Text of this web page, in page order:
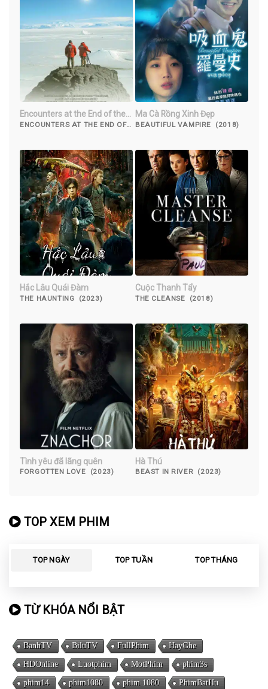
Encounters at the End of the
World
ENCOUNTERS AT THE END OF
Ma Cà Rồng Xinh Đẹp
BEAUTIFUL VAMPIRE (2018)
Hắc Lâu Quái Đàm
THE HAUNTING (2023)
Cuộc Thanh Tẩy
THE CLEANSE (2018)
Tình yêu đã lãng quên
FORGOTTEN LOVE (2023)
Hà Thú
BEAST IN RIVER (2023)
TOP XEM PHIM
TOP NGÀY TOP TUẦN TOP THÁNG
TỪ KHÓA NỔI BẬT
BanhTV BiluTV FullPhim HayGhe
HDOnline Luotphim MotPhim phim3s
phim14 phim1080 phim 1080 PhimBatHu